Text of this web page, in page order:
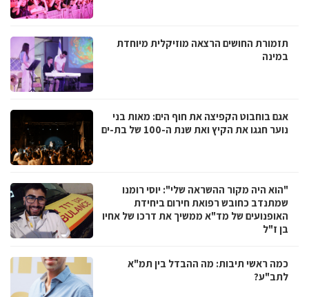
תזמורת החושים הרצאה מוזיקלית מיוחדת
במינה
אגם בוחבוט הקפיצה את חוף הים: מאות בני
נוער חגגו את הקיץ ואת שנת ה-100 של בת-ים
"הוא היה מקור ההשראה שלי": יוסי רומנו
שמתנדב כחובש רפואת חירום ביחידת
האופנועים של מד"א ממשיך את דרכו של אחיו
בן ז"ל
כמה ראשי תיבות: מה ההבדל בין תמ"א
לתב"ע?